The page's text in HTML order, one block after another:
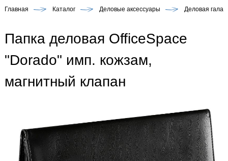
Главная Каталог Деловые аксессуары Деловая
Папка деловая OfficeSpace
"Dorado" имп. кожзам,
магнитный клапан